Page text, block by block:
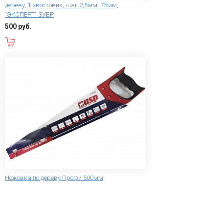
дереву, T-хвостовик, шаг 2,5мм, 75мм,
"ЭКСПЕРТ" ЗУБР
500 руб.
Ножовка по дереву Профи 500мм